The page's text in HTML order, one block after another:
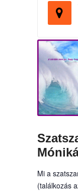
Mi a
(találkozás